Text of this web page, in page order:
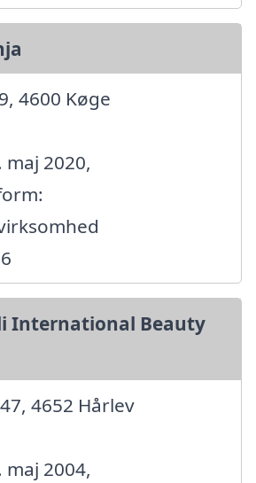
4600 Køge
2020,
International Beauty
4652 Hårlev
2004,